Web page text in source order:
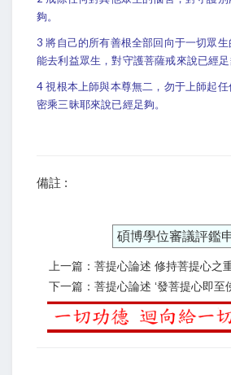
夠。
3將自己的所有善根全部回向于一切眾
能去利益眾生，對守護菩薩戒來說已經足
4視根本上師與本尊無二，勿于上師起
密乘三昧耶來說已經足夠。
備註 :
碩博學位審議評鑑
上一篇：菩提心論述 修持菩提心之
下一篇：菩提心論述 ‘發菩提心即至